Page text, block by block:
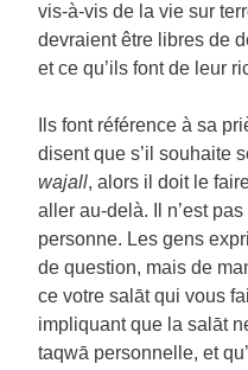
vis-à-vis de la vie sur
devraient être libres de
et ce qu’ils font de leur
Ils font référence à sa
disent que s’il souhaite
wajall, alors il doit le
aller au-delà. Il n’est
personne. Les gens
de question, mais de
ce votre salāt qui vous
impliquant que la salāt
taqwā personnelle, et